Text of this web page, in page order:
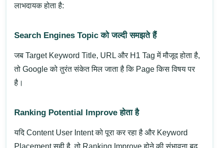
लाभदायक होता है:
Search Engines Topic को जल्दी समझते हैं
जब Target Keyword Title, URL और H1 Tag में मौजूद होता है,
तो Google को तुरंत संकेत मिल जाता है कि Page किस विषय पर
है।
Ranking Potential Improve होता है
यदि Content User Intent को पूरा कर रहा है और Keyword
Placement सही है, तो Ranking Improve होने की संभावना बढ़